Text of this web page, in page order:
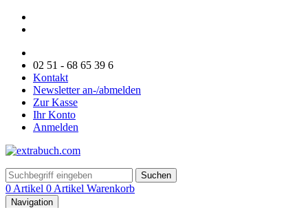
02 51 - 68 65 39 6
Kontakt
Newsletter an-/abmelden
Zur Kasse
Ihr Konto
Anmelden
Suchen
0 Artikel 0 Artikel Warenkorb
Navigation